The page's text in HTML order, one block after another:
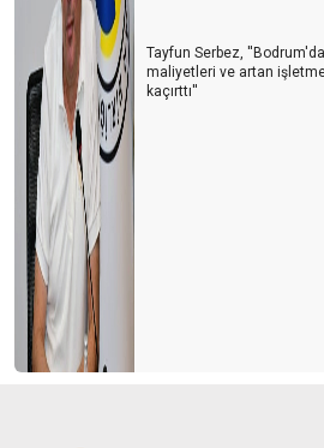
Tayfun Serbez,
maliyetleri ve artan
kaçırttı''